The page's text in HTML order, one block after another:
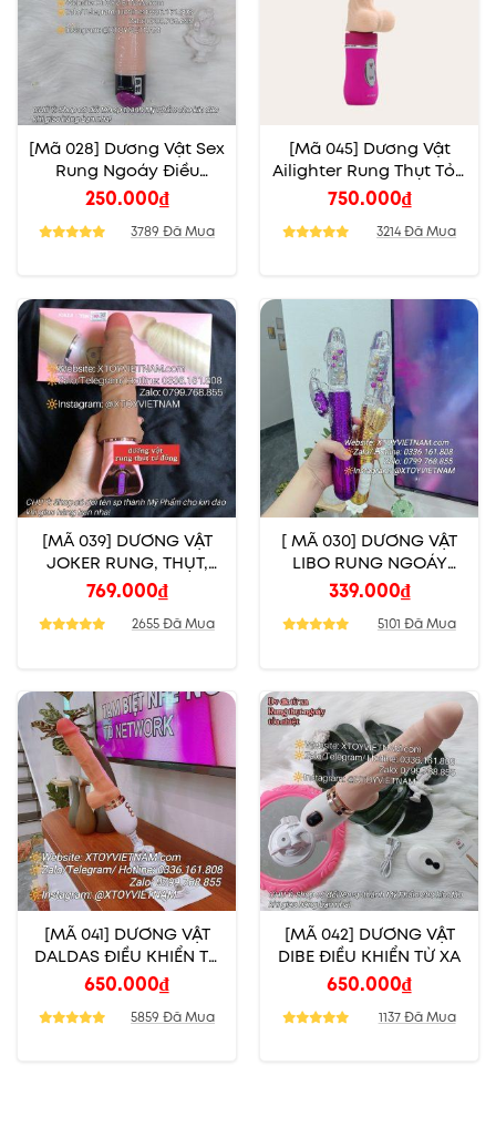
[Mã 028] Dương Vật Sex
Rung Ngoáy Điều
Chỉnh Nhiều Cấp Độ
250.000₫
3789 Đã Mua
[Mã 045] Dương Vật
Ailighter Rung Thụt Tỏa
Nhiệt
750.000₫
3214 Đã Mua
[MÃ 039] DƯƠNG VẬT
JOKER RUNG, THỤT,
CẢM BIẾN, TOẢ NHIỆT
769.000₫
2655 Đã Mua
[ MÃ 030] DƯƠNG VẬT
LIBO RUNG NGOÁY
THỤT XOAY
339.000₫
5101 Đã Mua
[MÃ 041] DƯƠNG VẬT
DALDAS ĐIỀU KHIỂN TỪ
XA
650.000₫
5859 Đã Mua
[MÃ 042] DƯƠNG VẬT
DIBE ĐIỀU KHIỂN TỪ XA
650.000₫
1137 Đã Mua